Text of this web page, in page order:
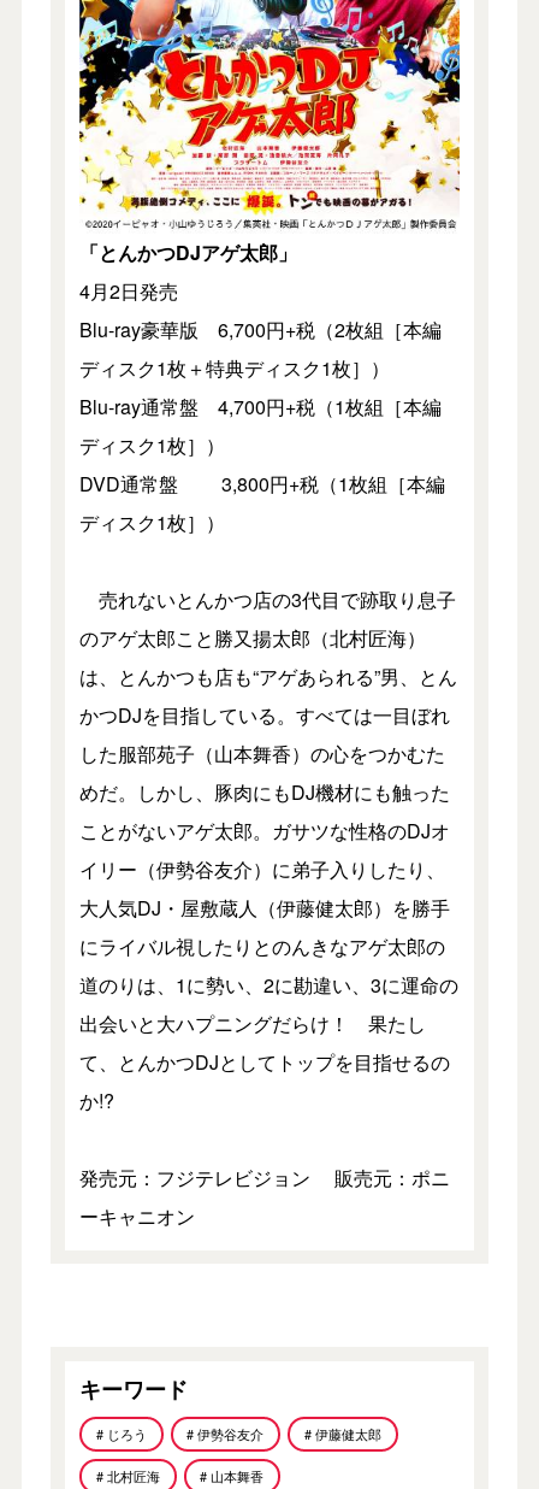
「とんかつDJアゲ太郎」
4月2日発売
Blu-ray豪華版 6,700円+税（2枚組［本編
ディスク1枚＋特典ディスク1枚］）
Blu-ray通常盤 4,700円+税（1枚組［本編
ディスク1枚］）
DVD通常盤 3,800円+税（1枚組［本編
ディスク1枚］）
売れないとんかつ店の3代目で跡取り息子
のアゲ太郎こと勝又揚太郎（北村匠海）
は、とんかつも店も“アゲあられる”男、とん
かつDJを目指している。すべては一目ぼれ
した服部苑子（山本舞香）の心をつかむた
めだ。しかし、豚肉にもDJ機材にも触った
ことがないアゲ太郎。ガサツな性格のDJオ
イリー（伊勢谷友介）に弟子入りしたり、
大人気DJ・屋敷蔵人（伊藤健太郎）を勝手
にライバル視したりとのんきなアゲ太郎の
道のりは、1に勢い、2に勘違い、3に運命の
出会いと大ハプニングだらけ！ 果たし
て、とんかつDJとしてトップを目指せるの
か!?
発売元：フジテレビジョン 販売元：ポニ
ーキャニオン
キーワード
# じろう # 伊勢谷友介 # 伊藤健太郎
# 北村匠海 # 山本舞香